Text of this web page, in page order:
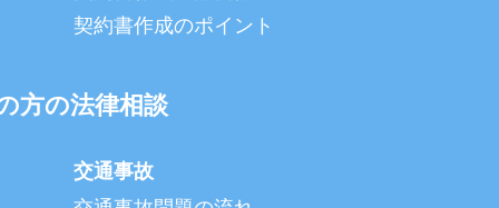
契約書作成のポイント
方の法律相談
交通事故